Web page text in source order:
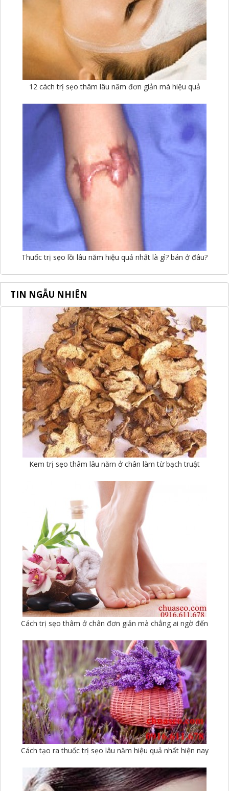
12 cách trị sẹo thâm lâu năm đơn giản mà hiệu quả
Thuốc trị sẹo lồi lâu năm hiệu quả nhất là gì? bán ở đâu?
TIN NGẪU NHIÊN
Kem trị sẹo thâm lâu năm ở chân làm từ bạch truật
Cách trị sẹo thâm ở chân đơn giản mà chẳng ai ngờ đến
Cách tạo ra thuốc trị sẹo lâu năm hiệu quả nhất hiện nay